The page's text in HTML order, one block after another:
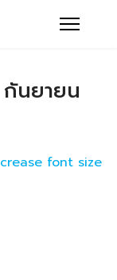
นยายน
font size